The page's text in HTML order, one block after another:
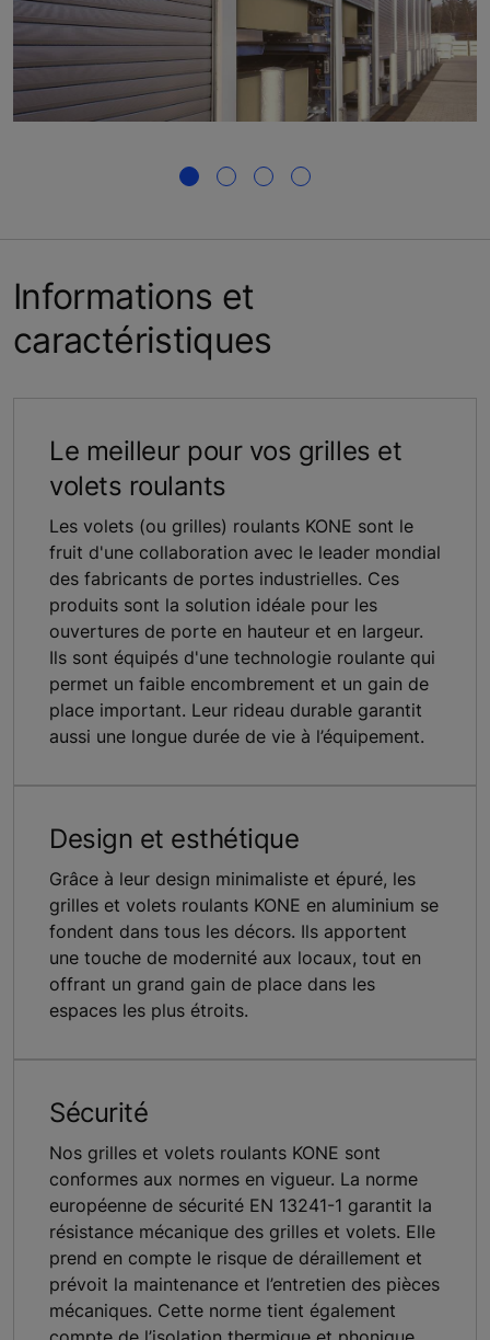
Informations et
caractéristiques
Le meilleur pour vos grilles et
volets roulants
Les volets (ou grilles) roulants KONE sont le
fruit d'une collaboration avec le leader mondial
des fabricants de portes industrielles. Ces
produits sont la solution idéale pour les
ouvertures de porte en hauteur et en largeur.
Ils sont équipés d'une technologie roulante qui
permet un faible encombrement et un gain de
place important. Leur rideau durable garantit
aussi une longue durée de vie à l’équipement.
Design et esthétique
Grâce à leur design minimaliste et épuré, les
grilles et volets roulants KONE en aluminium se
fondent dans tous les décors. Ils apportent
une touche de modernité aux locaux, tout en
offrant un grand gain de place dans les
espaces les plus étroits.
Sécurité
Nos grilles et volets roulants KONE sont
conformes aux normes en vigueur. La norme
européenne de sécurité EN 13241-1 garantit la
résistance mécanique des grilles et volets. Elle
prend en compte le risque de déraillement et
prévoit la maintenance et l’entretien des pièces
mécaniques. Cette norme tient également